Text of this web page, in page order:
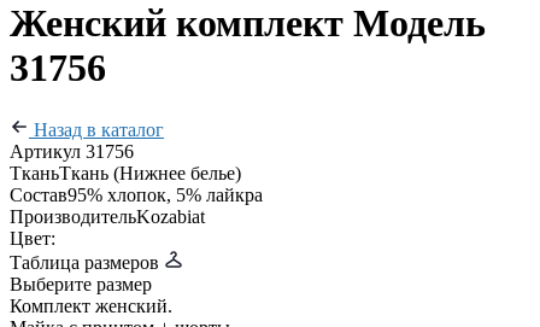
Женский комплект Модель
31756
Назад в каталог
Артикул 31756
ТканьТкань (Нижнее белье)
Состав95% хлопок, 5% лайкра
ПроизводительKozabiat
Цвет:
Таблица размеров
Выберите размер
Комплект женский.